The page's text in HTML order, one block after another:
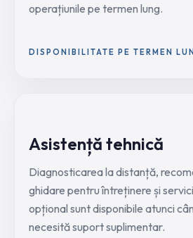
operațiunile pe termen lung.
DISPONIBILITATE PE TERMEN
Asistență tehnică
Diagnosticarea la distanță,
ghidare pentru întreținere și
opțional sunt disponibile atunci
necesită suport suplimentar.